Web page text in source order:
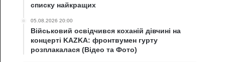
списку найкращих
05.08.2026 20:00
Військовий освідчився коханій дівчині на
концерті KAZKA: фронтвумен гурту
розплакалася (Відео та Фото)